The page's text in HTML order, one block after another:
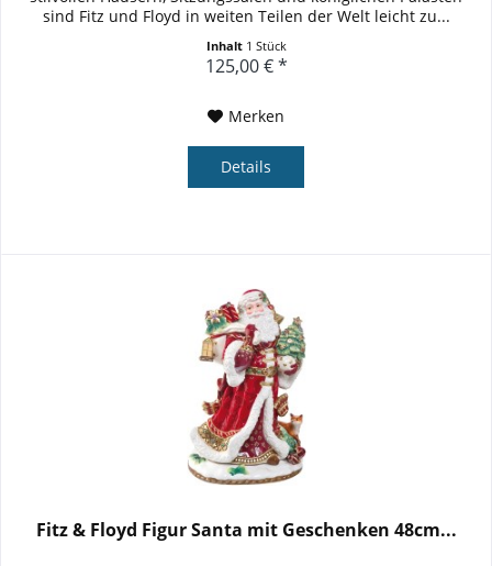
sind Fitz und Floyd in weiten Teilen der Welt leicht zu...
Inhalt 1 Stück
125,00 € *
Merken
Details
Fitz & Floyd Figur Santa mit Geschenken 48cm...